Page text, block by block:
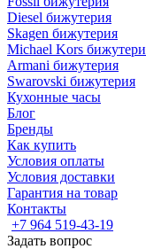
Diesel бижутерия
Skagen бижутерия
Michael Kors
Armani бижутерия
Swarovski бижутерия
Кухонные часы
Блог
Бренды
Как купить
Условия оплаты
Условия доставки
Гарантия на товар
Контакты
+7 964 519-43-19
Задать вопрос